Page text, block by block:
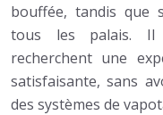
bouffée, tandis que
tous les palais. Il
recherchent une
satisfaisante, sans
des systèmes de